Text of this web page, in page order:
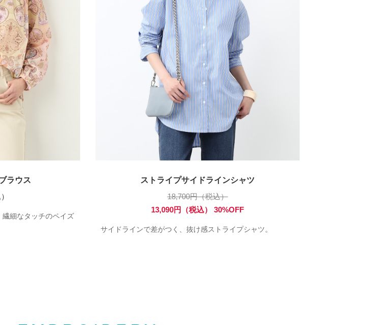
ラウス
細なタッチのペイズ
ストライプサイドラインシャツ
18,700円（税込）
13,090円（税込） 30%OFF
サイドラインで差がつく、抜け感ストライプシャツ。